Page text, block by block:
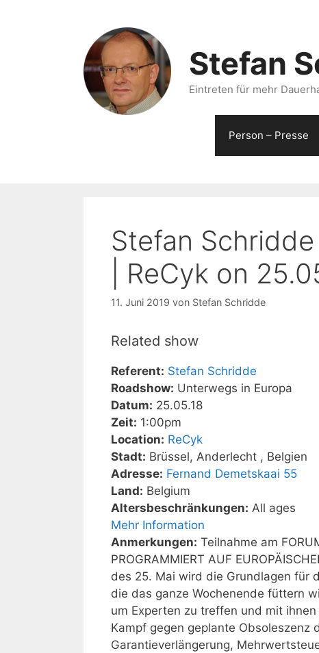
Stefan
Eintreten für mehr
Person – Presse
Stefan
| ReCyk on
11. Juni 2019 von Stefan Schridde
Related show
Referent: Stefan Schridde
Roadshow: Unterwegs in Europa
Datum: 25.05.18
Zeit: 1:00pm
Location: ReCyk
Stadt: Brüssel, Anderlecht , Belgien
Adresse: Fernand Demetskaai 55
Land: Belgium
Altersbeschränkungen: All ages
Mehr Information
Anmerkungen: Teilnahme am
PROGRAMMIERT AUF
des 25. Mai wird die Grundlagen für
die das ganze Wochenende füttern
um Experten zu treffen und mit
Kampf gegen geplante Obsoleszenz
Garantieverlängerung,